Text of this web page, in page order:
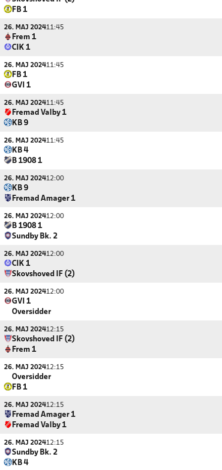
FB 1
26. MAJ 202411:45
Frem 1
CIK 1
26. MAJ 202411:45
FB 1
GVI 1
26. MAJ 202411:45
Fremad Valby 1
KB 9
26. MAJ 202411:45
KB 4
B 1908 1
26. MAJ 202412:00
KB 9
Fremad Amager 1
26. MAJ 202412:00
B 1908 1
Sundby Bk. 2
26. MAJ 202412:00
CIK 1
Skovshoved IF (2)
26. MAJ 202412:00
GVI 1
Oversidder
26. MAJ 202412:15
Skovshoved IF (2)
Frem 1
26. MAJ 202412:15
Oversidder
FB 1
26. MAJ 202412:15
Fremad Amager 1
Fremad Valby 1
26. MAJ 202412:15
Sundby Bk. 2
KB 4